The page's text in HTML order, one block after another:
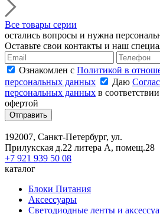
Все товары серии
остались вопросы и нужна
Оставьте свои контакты и наш
Ознакомлен с Политикой в
персональных данных
Даю
персональных данных в
офертой
Отправить
192007, Санкт-Петербург, ул.
Прилукская д.22 литера А, помещ.28
+7 921 939 50 08
каталог
Блоки Питания
Аксессуары
Светодиодные ленты и